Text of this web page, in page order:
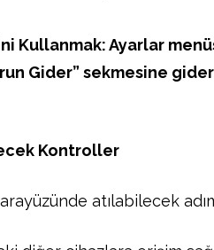
Kullanmak: Ayarlar
Gider” sekmesine
Kontroller
atılabilecek